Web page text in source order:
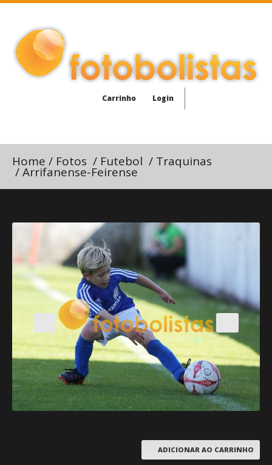
Carrinho Login
Home / Fotos / Futebol / Traquinas
/Arrifanense-Feirense
ADICIONAR AO CARRINHO